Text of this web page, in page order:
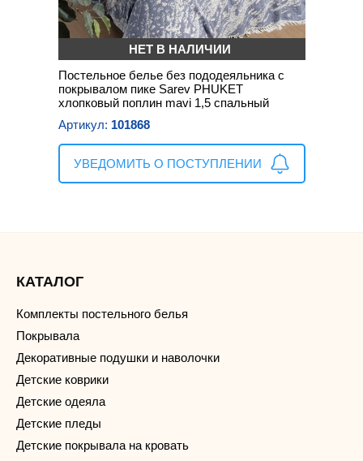
НЕТ В НАЛИЧИИ
Постельное белье без пододеяльника с
покрывалом пике Sarev PHUKET
хлопковый поплин mavi 1,5 спальный
Артикул: 101868
УВЕДОМИТЬ О ПОСТУПЛЕНИИ
КАТАЛОГ
Комплекты постельного белья
Покрывала
Декоративные подушки и наволочки
Детские коврики
Детские одеяла
Детские пледы
Детские покрывала на кровать